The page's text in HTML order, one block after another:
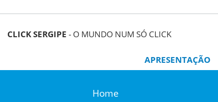
CLICK SERGIPE - O MUNDO NUM SÓ CLICK
APRESENTAÇÃO
Home